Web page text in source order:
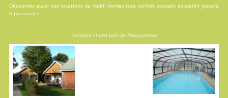
Découvrez aussi nos locations de mobil homestout confort pouvant accueillir jusqu'à
6 personnes.
Location chalet près de Fresquiennes